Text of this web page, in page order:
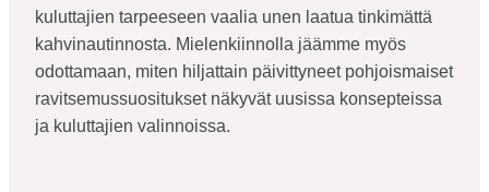
kuluttajien tarpeeseen vaalia unen laatua tinkimättä
kahvinautinnosta. Mielenkiinnolla jäämme myös
odottamaan, miten hiljattain päivittyneet pohjoismaiset
ravitsemussuositukset näkyvät uusissa konsepteissa
ja kuluttajien valinnoissa.